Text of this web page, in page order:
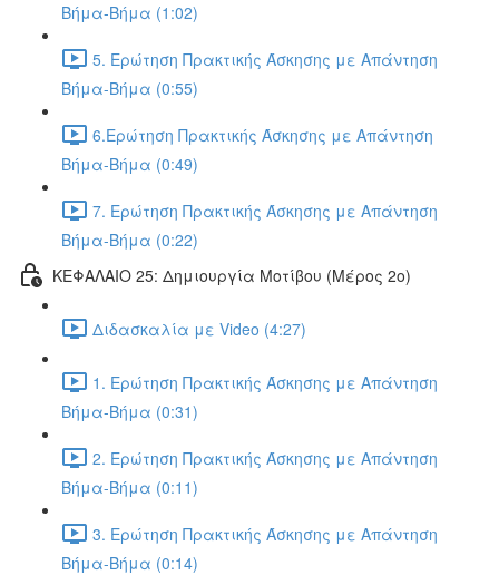
Βήμα-Βήμα (1:02)
5. Ερώτηση Πρακτικής Άσκησης με Απάντηση
Βήμα-Βήμα (0:55)
6.Ερώτηση Πρακτικής Άσκησης με Απάντηση
Βήμα-Βήμα (0:49)
7. Ερώτηση Πρακτικής Άσκησης με Απάντηση
Βήμα-Βήμα (0:22)
ΚΕΦΑΛΑΙΟ 25: Δημιουργία Μοτίβου (Μέρος 2ο)
Διδασκαλία με Video (4:27)
1. Ερώτηση Πρακτικής Άσκησης με Απάντηση
Βήμα-Βήμα (0:31)
2. Ερώτηση Πρακτικής Άσκησης με Απάντηση
Βήμα-Βήμα (0:11)
3. Ερώτηση Πρακτικής Άσκησης με Απάντηση
Βήμα-Βήμα (0:14)